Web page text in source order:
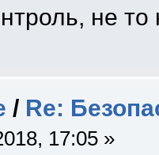
не
/ Re:
17:05 »